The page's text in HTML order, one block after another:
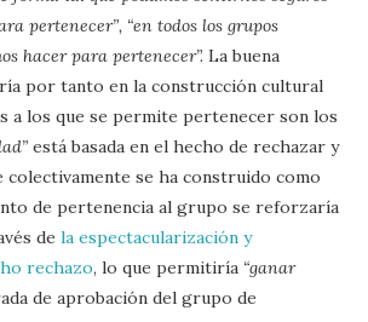
pertenecer”, “en todos los grupos
hacer para pertenecer”.La buena
por tanto en la construcción cultural
a los que se permite pertenecer son los
está basada en el hecho de rechazar y
colectivamente se ha construido como
de pertenencia al grupo se reforzaría
dela espectacularización y
rechazo, lo que permitiría “ganar
de aprobación del grupo de